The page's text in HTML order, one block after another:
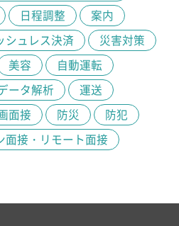
日程調整
案内
シュレス決済
災害対策
美容
自動運転
ータ解析
運送
面接 防災
防犯
面接・リモート面接